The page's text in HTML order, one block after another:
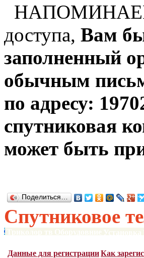
доступа, Вам
заполненный
обычным
по адресу:
спутниковая
может быть
Поделиться…
Спутниковое
Данные для регистрацииКак